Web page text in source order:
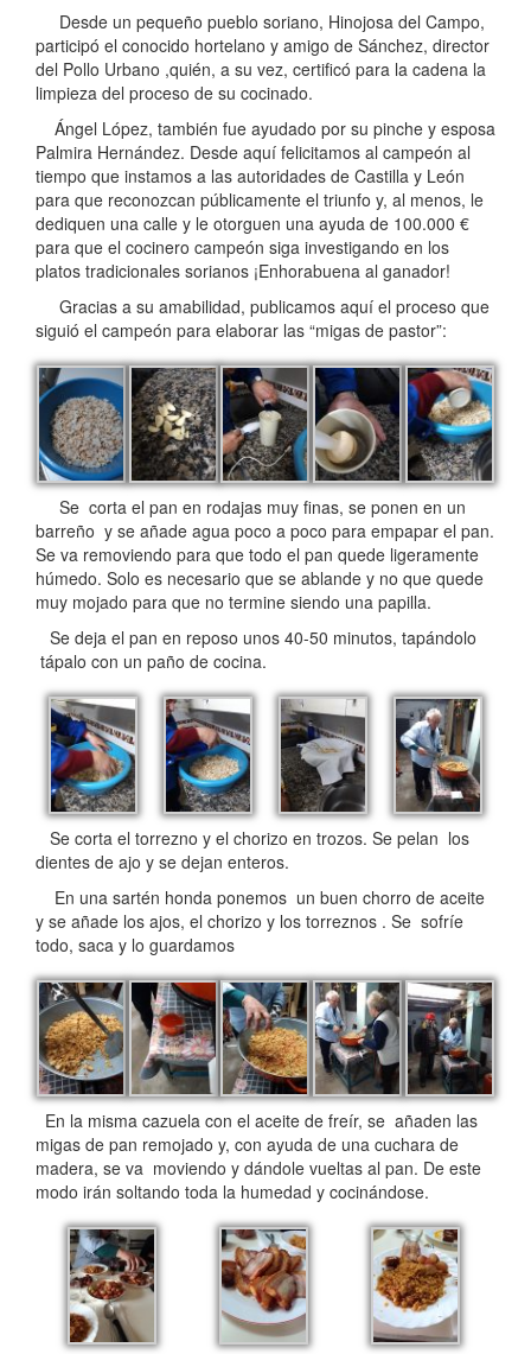
Desde un pequeño pueblo soriano, Hinojosa del Campo,
participó el conocido hortelano y amigo de Sánchez, director
del Pollo Urbano ,quién, a su vez, certificó para la cadena la
limpieza del proceso de su cocinado.
Ángel López, también fue ayudado por su pinche y esposa
Palmira Hernández. Desde aquí felicitamos al campeón al
tiempo que instamos a las autoridades de Castilla y León
para que reconozcan públicamente el triunfo y, al menos, le
dediquen una calle y le otorguen una ayuda de 100.000 €
para que el cocinero campeón siga investigando en los
platos tradicionales sorianos ¡Enhorabuena al ganador!
Gracias a su amabilidad, publicamos aquí el proceso que
siguió el campeón para elaborar las “migas de pastor”:
Se corta el pan en rodajas muy finas, se ponen en un
barreño y se añade agua poco a poco para empapar el pan.
Se va removiendo para que todo el pan quede ligeramente
húmedo. Solo es necesario que se ablande y no que quede
muy mojado para que no termine siendo una papilla.
Se deja el pan en reposo unos 40-50 minutos, tapándolo
tápalo con un paño de cocina.
Se corta el torrezno y el chorizo en trozos. Se pelan los
dientes de ajo y se dejan enteros.
En una sartén honda ponemos un buen chorro de aceite
y se añade los ajos, el chorizo y los torreznos . Se sofríe
todo, saca y lo guardamos
En la misma cazuela con el aceite de freír, se añaden las
migas de pan remojado y, con ayuda de una cuchara de
madera, se va moviendo y dándole vueltas al pan. De este
modo irán soltando toda la humedad y cocinándose.